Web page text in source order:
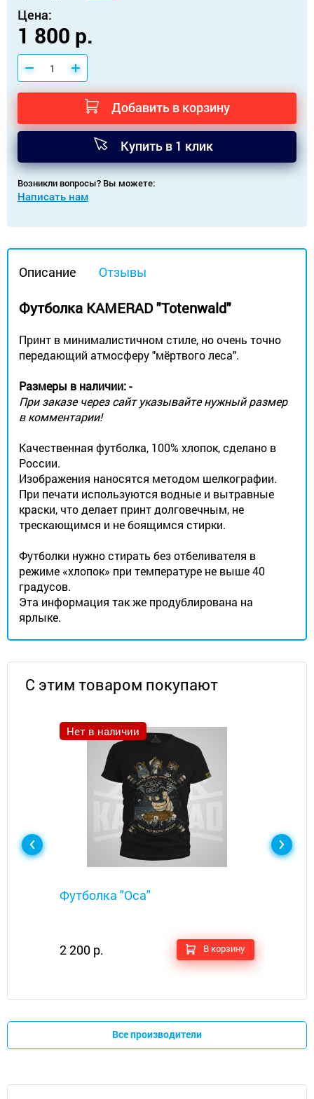
Цена:
1 800 р.
Добавить в корзину
Купить в 1 клик
Возникли вопросы? Вы можете:
Написать нам
Описание Отзывы
Футболка KAMERAD "Totenwald"​
Принт в минималистичном стиле, но очень точно
передающий атмосферу "мёртвого леса".
Размеры в наличии: -
При заказе через сайт указывайте нужный размер
в комментарии!
Качественная футболка, 100% хлопок, сделано в
России.
Изображения наносятся методом шелкографии.
При печати используются водные и вытравные
краски, что делает принт долговечным, не
трескающимся и не боящимся стирки.
Футболки нужно стирать без отбеливателя в
режиме «хлопок» при температуре не выше 40
градусов.
Эта информация так же продублирована на
ярлыке.
С этим товаром покупают
Нет в наличии
Футболка "Оса"​
2 200 р. В корзину
Все производители